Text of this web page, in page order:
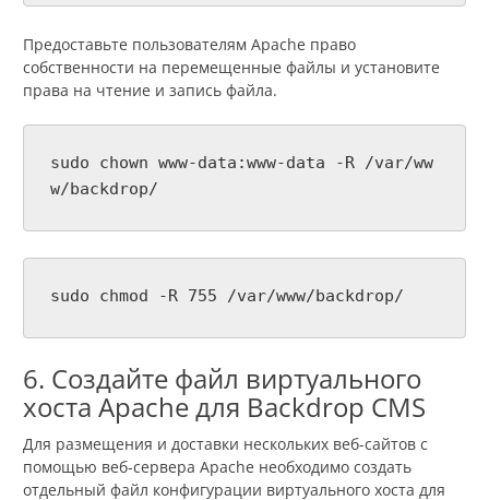
Предоставьте пользователям Apache право
собственности на перемещенные файлы и установите
права на чтение и запись файла.
sudo chown www-data:www-data -R /var/ww
w/backdrop/
sudo chmod -R 755 /var/www/backdrop/
6. Создайте файл виртуального
хоста Apache для Backdrop CMS
Для размещения и доставки нескольких веб-сайтов с
помощью веб-сервера Apache необходимо создать
отдельный файл конфигурации виртуального хоста для